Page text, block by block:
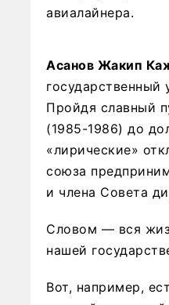
авиалайнера.
Асанов Жакип
Пройдя славный
(1985-1986) до
«лирические»
союза
и члена Совета
Словом — вся
нашей
Вот, например,